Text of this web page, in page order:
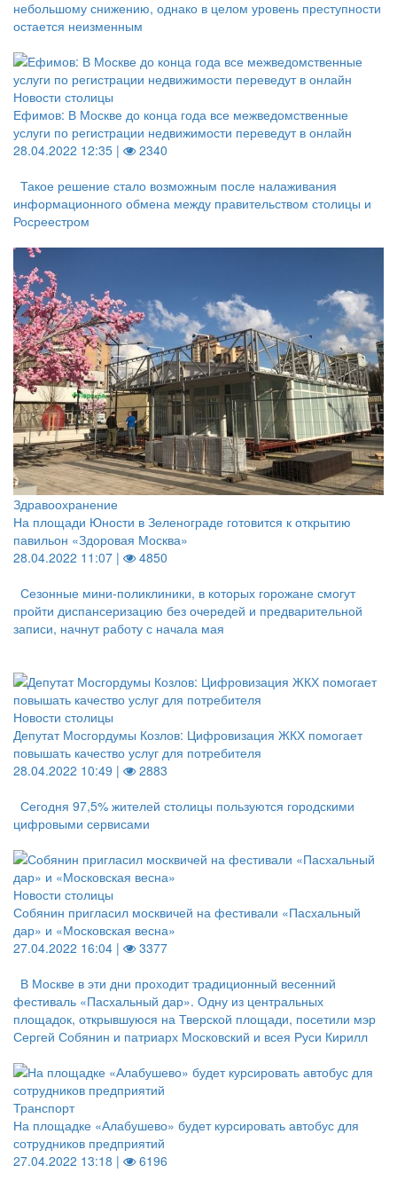
небольшому снижению, однако в целом уровень преступности
остается неизменным
Новости столицы
Ефимов: В Москве до конца года все межведомственные
услуги по регистрации недвижимости переведут в онлайн
28.04.2022 12:35 |
2340
Такое решение стало возможным после налаживания
информационного обмена между правительством столицы и
Росреестром
Здравоохранение
На площади Юности в Зеленограде готовится к открытию
павильон «Здоровая Москва»
28.04.2022 11:07 |
4850
Сезонные мини-поликлиники, в которых горожане смогут
пройти диспансеризацию без очередей и предварительной
записи, начнут работу с начала мая
Новости столицы
Депутат Мосгордумы Козлов: Цифровизация ЖКХ помогает
повышать качество услуг для потребителя
28.04.2022 10:49 |
2883
Сегодня 97,5% жителей столицы пользуются городскими
цифровыми сервисами
Новости столицы
Собянин пригласил москвичей на фестивали «Пасхальный
дар» и «Московская весна»
27.04.2022 16:04 |
3377
В Москве в эти дни проходит традиционный весенний
фестиваль «Пасхальный дар». Одну из центральных
площадок, открывшуюся на Тверской площади, посетили мэр
Сергей Собянин и патриарх Московский и всея Руси Кирилл
Транспорт
На площадке «Алабушево» будет курсировать автобус для
сотрудников предприятий
27.04.2022 13:18 |
6196